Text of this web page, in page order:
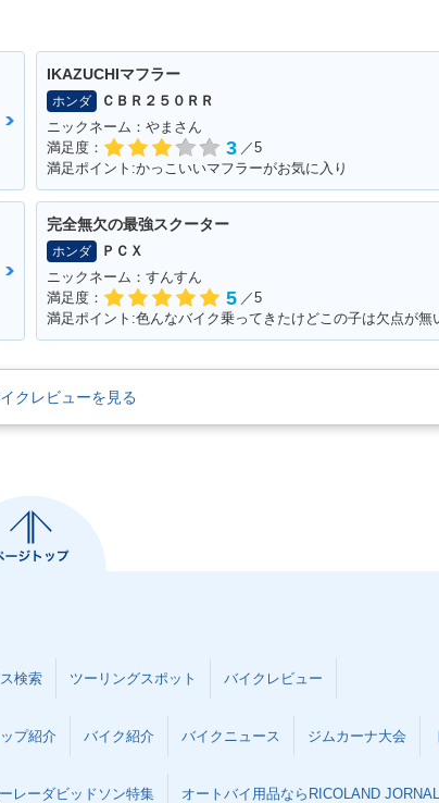
R
2008年 CB400 SUPER
FOUR HYPER VTEC R
evo ABS Special Editio
n・カラーチェンジ
2007年 CB400 SUPER
FOUR HYPER VTEC R
evo ABS・追加
2007年
FOUR
IKAZUCHIマフラー
ホンダ
ＣＢＲ２５０ＲＲ
ニックネーム：やまさん
満足度：
3 ／5
満足ポイント:かっこいいマフラーがお気に入り
完全無欠の最強スクーター
ホンダ
ＰＣＸ
ニックネーム：すんすん
満足度：
5 ／5
クレビューを見る
検索 ツーリングスポット バイクレビュー
プ紹介 バイク紹介 バイクニュース ジムカーナ大会
レーダビッドソン特集 オートバイ用品ならRICOLAND JORNAL